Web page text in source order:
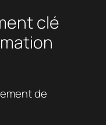
clé
de